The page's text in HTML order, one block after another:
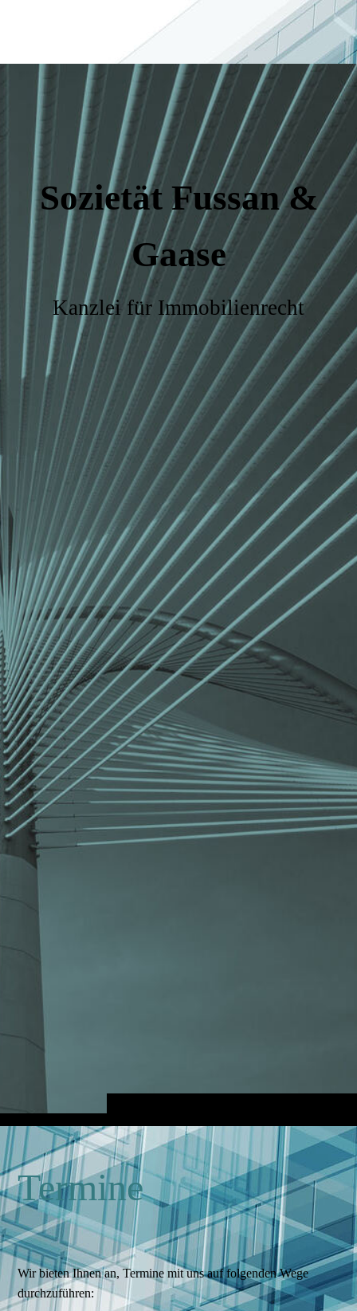
Sozietät Fussan &
Gaase
Kanzlei für Immobilienrecht
Termine
Wir bieten Ihnen an, Termine mit uns auf folgenden Wege
durchzuführen: